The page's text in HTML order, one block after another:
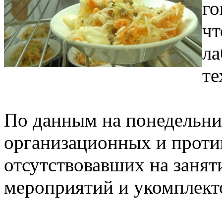
По данным на
организационных и
отсутствовавших на
мероприятий и